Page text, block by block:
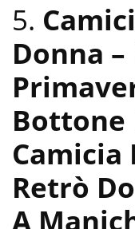
5.
Donna
Bottone
Camicia
Retrò
A